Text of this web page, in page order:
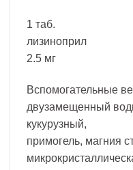
1 таб.
лизиноприл
2.5 мг
Вспомогательные
двузамещенный
кукурузный,
примогель, магния